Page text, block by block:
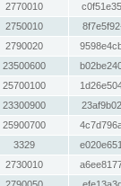
2770010
2750010
2790020
23500600
25700100
23300900
25900700
3329
2730010